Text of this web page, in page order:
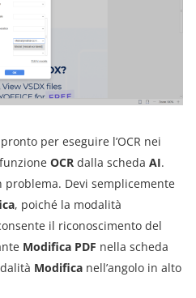
per eseguire l’OCR nei
OCR dalla scheda AI.
problema. Devi semplicemente
, poiché la modalità
il riconoscimento del
Modifica PDF nella scheda
Modifica nell’angolo in alto